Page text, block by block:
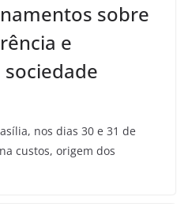
sobre
e
nos dias 30 e 31 de
custos, origem dos